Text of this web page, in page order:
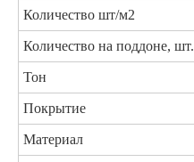
Количество шт/м2
Количество на поддоне, шт.
Тон
Покрытие
Материал